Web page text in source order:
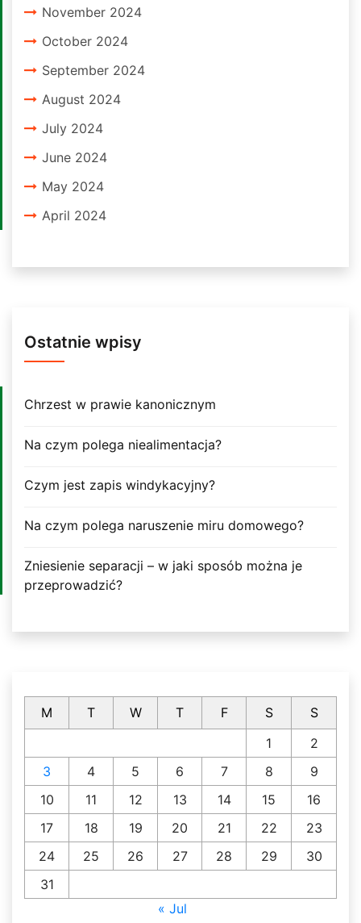
November 2024
October 2024
September 2024
August 2024
July 2024
June 2024
May 2024
April 2024
Ostatnie wpisy
Chrzest w prawie kanonicznym
Na czym polega niealimentacja?
Czym jest zapis windykacyjny?
Na czym polega naruszenie miru domowego?
Zniesienie separacji – w jaki sposób można je
przeprowadzić?
M T W T F S
S
1
2
3
4 5 6 7 8
9
10
11 12 13 14 15
16
17
18 19 20 21 22
23
24
25 26 27 28 29
30
31
« Jul